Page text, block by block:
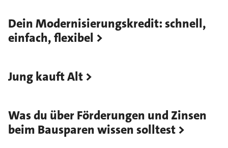
Dein Modernisierungskredit: schnell,
einfach, flexibel
Jung kauft Alt
Was du über Förderungen und Zinsen
beim Bausparen wissen solltest